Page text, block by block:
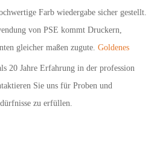
Farb wiedergabe sicher gestellt.
von PSE kommt Druckern,
gleicher maßen zugute. Goldenes
20 Jahre Erfahrung in der profession
Sie uns für Proben und
zu erfüllen.